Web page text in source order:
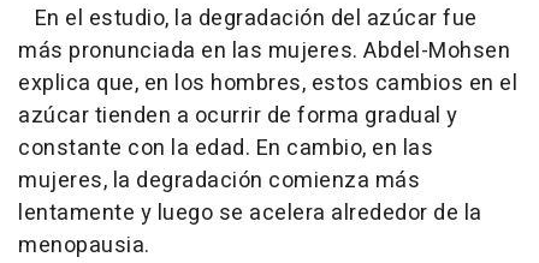
En el estudio, la degradación del azúcar fue
más pronunciada en las mujeres. Abdel-Mohsen
explica que, en los hombres, estos cambios en el
azúcar tienden a ocurrir de forma gradual y
constante con la edad. En cambio, en las
mujeres, la degradación comienza más
lentamente y luego se acelera alrededor de la
menopausia.